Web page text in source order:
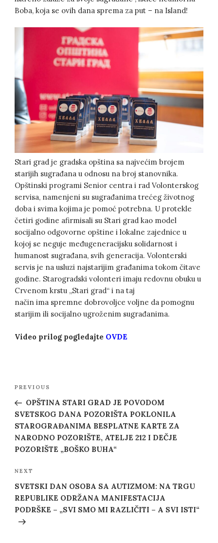
Boba, koja se ovih dana sprema za put – na Island!
Stari grad je gradska opština sa najvećim brojem
starijih sugrađana u odnosu na broj stanovnika.
Opštinski programi Senior centra i rad Volonterskog
servisa, namenjeni su sugrađanima trećeg životnog
doba i svima kojima je pomoć potrebna. U protekle
četiri godine afirmisali su Stari grad kao model
socijalno odgovorne opštine i lokalne zajednice u
kojoj se neguje međugeneracijsku solidarnost i
humanost sugrađana, svih generacija. Volonterski
servis je na usluzi najstarijim građanima tokom čitave
godine. Starogradski volonteri imaju redovnu obuku u
Crvenom krstu „Stari grad“ i na taj
način ima spremne dobrovoljce voljne da pomognu
starijim ili socijalno ugroženim sugrađanima.
Video prilog pogledajte OVDE
Post
navigation
Previous
Post
PREVIOUS
OPŠTINA STARI GRAD JE POVODOM
SVETSKOG DANA POZORIŠTA POKLONILA
STAROGRAĐANIMA BESPLATNE KARTE ZA
NARODNO POZORIŠTE, ATELJE 212 I DEČJE
POZORIŠTE „BOŠKO BUHA“
Next
Post
NEXT
SVETSKI DAN OSOBA SA AUTIZMOM: NA TRGU
REPUBLIKE ODRŽANA MANIFESTACIJA
PODRŠKE – „SVI SMO MI RAZLIČITI – A SVI ISTI“